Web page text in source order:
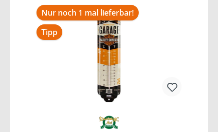
Designgeschichte eingegangen und rund
um den Globus bekannt. Und wussten Sie
übrigens, dass "Coke" nach "O.K." das
bekannteste Wort der Welt ist? extra starkes
Stahlblech Qualität Made in Germany Skala
in Celsius und Fahrenheit robuste
Nur noch 1 mal lieferbar!
Tipp